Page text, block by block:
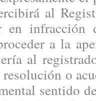
al
en infracción
a la
al
o
sentido